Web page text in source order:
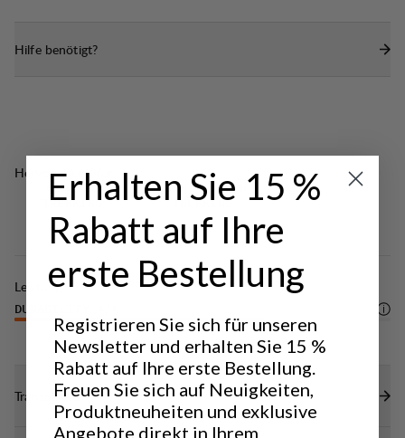
zusätzliche Brust- oder Taillenkapsel.
Hilfe benötigt?
Hervorragend für
CLASSIC
TREKKING
LIGHT & TECH
TREKKING
Leistung
DURABILITY
Transparenz
Erhalten Sie 15 %
Rabatt auf Ihre
erste Bestellung
Registrieren Sie sich für unseren
Newsletter und erhalten Sie 15 %
Rabatt auf Ihre erste Bestellung.
Freuen Sie sich auf Neuigkeiten,
Produktneuheiten und exklusive
Angebote direkt in Ihrem